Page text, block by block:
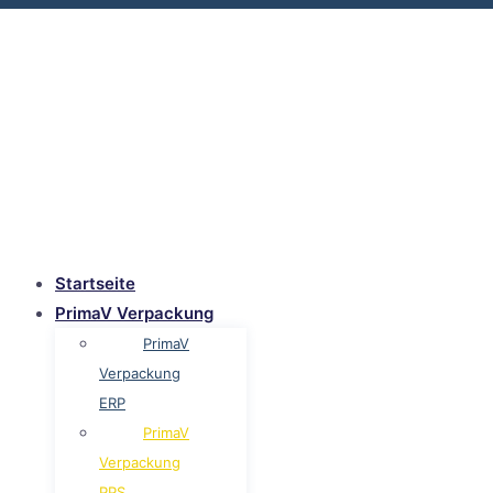
Startseite
PrimaV Verpackung
PrimaV
Verpackung
ERP
PrimaV
Verpackung